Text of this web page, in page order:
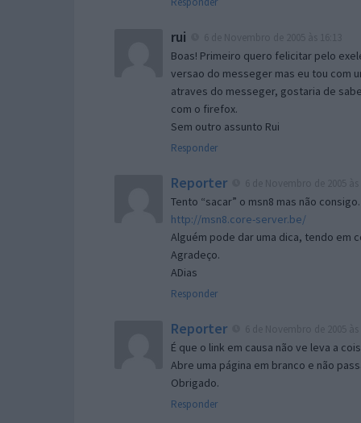
rui
Boas! Primeiro quero felicitar pelo
versao do messeger mas eu tou com
atraves do messeger, gostaria de
com o firefox.
Sem outro assunto Rui
Responder
Reporter
Tento “sacar” o msn8 mas não
http://msn8.core-server.be/
Alguém pode dar uma dica, tendo em
Agradeço.
ADias
Responder
Reporter
É que o link em causa não ve leva a
Abre uma página em branco e não
Obrigado.
Responder